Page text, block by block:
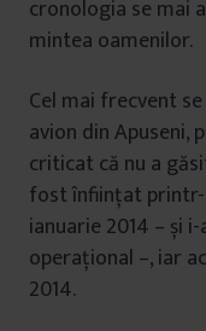
cronologia se mai
mintea oamenilor.
Cel mai frecvent
avion din Apuseni,
criticat că nu a
fost înființat
ianuarie 2014 – și
operațional –, iar
2014.